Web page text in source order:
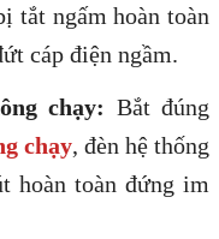
tắt ngấm hoàn toàn
cáp điện ngầm.
chạy: Bắt đúng
chạy, đèn hệ thống
hoàn toàn đứng im